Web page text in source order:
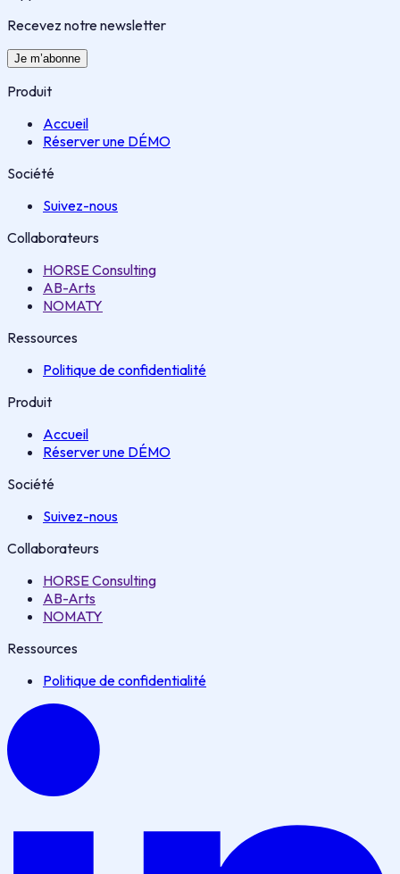
Recevez notre newsletter
Je m’abonne
Produit
Accueil
Réserver une DÉMO
Société
Suivez-nous
Collaborateurs
HORSE Consulting
AB-Arts
NOMATY
Ressources
Politique de confidentialité
Produit
Accueil
Réserver une DÉMO
Société
Suivez-nous
Collaborateurs
HORSE Consulting
AB-Arts
NOMATY
Ressources
Politique de confidentialité